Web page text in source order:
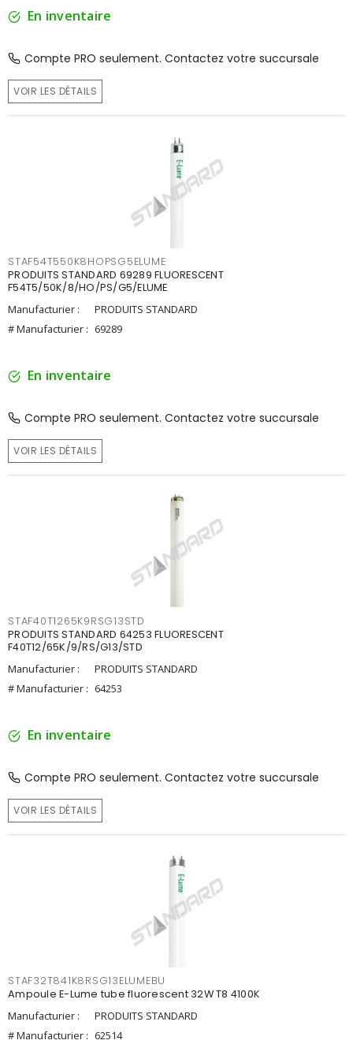
En inventaire
Compte PRO seulement. Contactez votre succursale
VOIR LES DÉTAILS
STAF54T550K8HOPSG5ELUME
PRODUITS STANDARD 69289 FLUORESCENT
F54T5/50K/8/HO/PS/G5/ELUME
Manufacturier :
PRODUITS STANDARD
# Manufacturier : 69289
En inventaire
Compte PRO seulement. Contactez votre succursale
VOIR LES DÉTAILS
STAF40T1265K9RSG13STD
PRODUITS STANDARD 64253 FLUORESCENT
F40T12/65K/9/RS/G13/STD
Manufacturier :
PRODUITS STANDARD
# Manufacturier : 64253
En inventaire
Compte PRO seulement. Contactez votre succursale
VOIR LES DÉTAILS
STAF32T841K8RSG13ELUMEBU
Ampoule E-Lume tube fluorescent 32W T8 4100K
Manufacturier :
PRODUITS STANDARD
# Manufacturier : 62514